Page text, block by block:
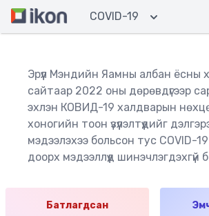
COVID-19
Эрүүл Мэндийн Яамны албан ёсны
сайтаар 2022 оны дөрөвдүгээр
эхлэн КОВИД-19 халдварын
хоногийн тоон үзүүлэлтүүдийг
мэдээлэхээ больсон тус COVID-
доорх мэдээллүүд шинэчлэгдэхгүй
Батлагдсан